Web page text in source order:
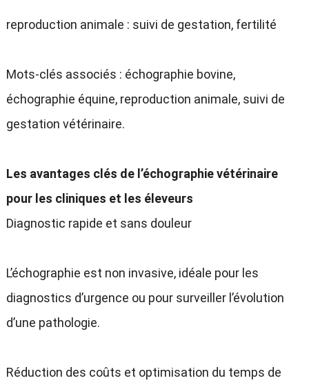
reproduction animale : suivi de gestation, fertilité
Mots-clés associés : échographie bovine,
échographie équine, reproduction animale, suivi de
gestation vétérinaire.
Les avantages clés de l’échographie vétérinaire
pour les cliniques et les éleveurs
Diagnostic rapide et sans douleur
L’échographie est non invasive, idéale pour les
diagnostics d’urgence ou pour surveiller l’évolution
d’une pathologie.
Réduction des coûts et optimisation du temps de